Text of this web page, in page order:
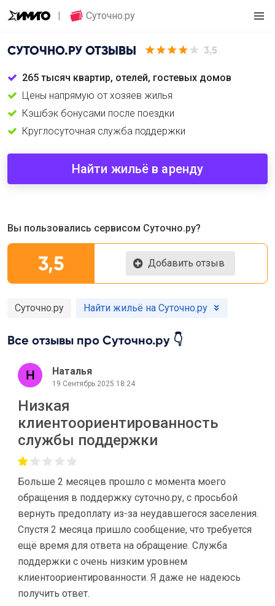
Суточно.ру
СУТОЧНО.РУ ОТЗЫВЫ 3,5
265 тысяч квартир, отелей, гостевых домов
Цены напрямую от хозяев жилья
Кэшбэк бонусами после поездки
Круглосуточная служба поддержки
Найти жильё в аренду
Вы пользовались сервисом Суточно.ру?
3,5 Добавить отзыв
Суточно.ру Найти жильё на Суточно.ру
Все отзывы про Суточно.ру 👇
Наталья
19 Сентябрь 2025 18:24
Низкая
клиентоориентированность
службы поддержки
Больше 2 месяцев прошло с момента моего
обращения в поддержку суточно.ру, с просьбой
вернуть предоплату из-за неудавшегося заселения.
Спустя 2 месяца пришло сообщение, что требуется
ещё время для ответа на обращение. Служба
поддержки с очень низким уровнем
клиентоориентированности. Я даже не надеюсь
получить ответ.